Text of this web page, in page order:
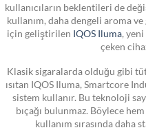
kullanıcıların beklentileri de
kullanım, daha dengeli aroma
için geliştirilen IQOS Iluma,
çeken
Klasik sigaralarda olduğu gibi
ısıtan IQOS Iluma, Smartcore
sistem kullanır. Bu teknoloji
bıçağı bulunmaz. Böylece
kullanım sırasında